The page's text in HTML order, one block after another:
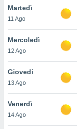
il
un
la
nella
Martedì
11 Ago
Mercoledì
12 Ago
Giovedi
13 Ago
Venerdì
14 Ago